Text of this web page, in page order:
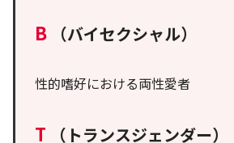
B （バイセクシャル）
性的嗜好における両性愛者
T （トランスジェンダー）